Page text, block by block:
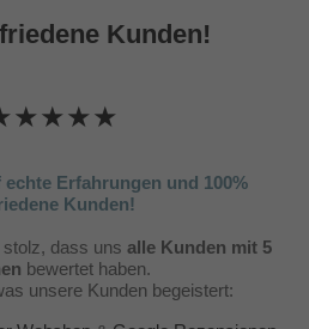
Kunden!
echte Erfahrungen und 100%
Kunden!
dass uns alle Kunden mit 5
bewertet haben.
unsere Kunden begeistert: